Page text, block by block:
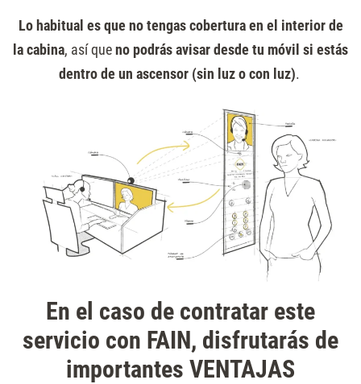
Lo habitual es que no tengas cobertura en el interior de
la cabina, así queno podrás avisar desde tu móvil si estás
dentro de un ascensor (sin luz o con luz).
En el caso de contratar este
servicio con FAIN, disfrutarás de
importantes VENTAJAS